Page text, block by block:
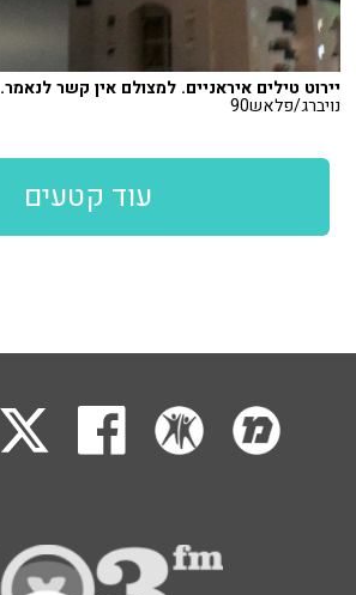
יירוט טילים איראניים. למצולם אין קשר לנאמר.
נויברג/פלאש90
עוד קטעים